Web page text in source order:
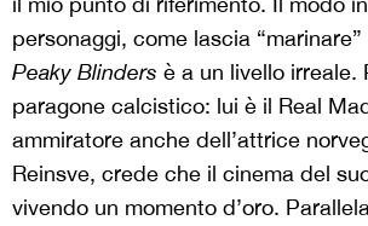
personaggi, come lascia
Peaky Blinders è a un livello irreale.
paragone calcistico: lui è il Real
ammiratore anche dell’attrice
Reinsve, crede che il cinema del
vivendo un momento d’oro.